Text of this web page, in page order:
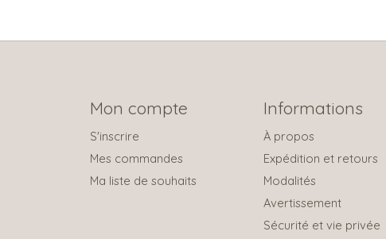
Mon compte
S'inscrire
Mes commandes
Ma liste de souhaits
Informations
À propos
Expédition et retours
Modalités
Avertissement
Sécurité et vie privée